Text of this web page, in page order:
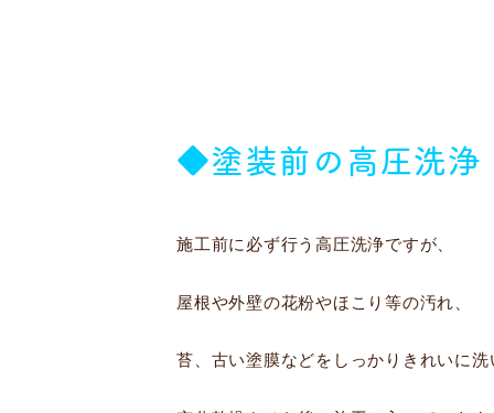
◆塗装前の高圧洗浄
施工前に必ず行う高圧洗浄ですが、
屋根や外壁の花粉やほこり等の汚れ、
苔、古い塗膜などをしっかりきれいに洗